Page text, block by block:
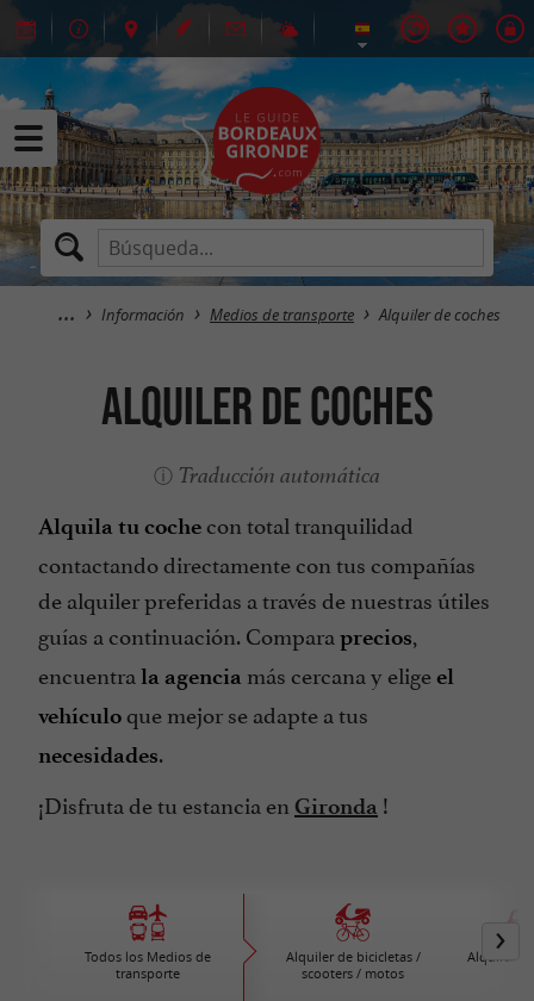
Información Medios de transporte Alquiler de coches
Alquiler de coches
Traducción automática
Alquila tu coche con total tranquilidad
contactando directamente con tus compañías
de alquiler preferidas a través de nuestras útiles
guías a continuación. Compara precios,
encuentra la agencia más cercana y eligeel
vehículoque mejor se adapte a tus
necesidades.
¡Disfruta de tu estancia en Gironda !
Todos los Medios de
transporte
Alquiler de bicicletas /
scooters / motos
Alquiler